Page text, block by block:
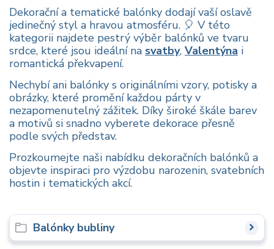
Dekorační a tematické balónky dodají vaší oslavě
jedinečný styl a hravou atmosféru. 🎈 V této
kategorii najdete pestrý výběr balónků ve tvaru
srdce, které jsou ideální na svatby, Valentýna i
romantická překvapení.
Nechybí ani balónky s originálními vzory, potisky a
obrázky, které promění každou párty v
nezapomenutelný zážitek. Díky široké škále barev
a motivů si snadno vyberete dekorace přesně
podle svých představ.
Prozkoumejte naši nabídku dekoračních balónků a
objevte inspiraci pro výzdobu narozenin, svatebních
hostin i tematických akcí.
Balónky bubliny